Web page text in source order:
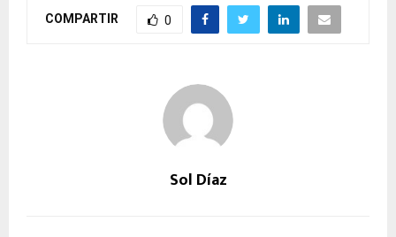
COMPARTIR 0
Sol Díaz